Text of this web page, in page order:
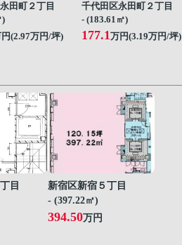
田町２丁目
)
(2.97万円/坪)
千代田区永田町２丁目
- (183.61㎡)
177.1万円(3.19万円/坪)
目
新宿区新宿５丁目
- (397.22㎡)
394.50万円